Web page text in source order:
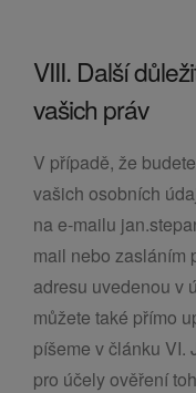
VIII. Další
vašich práv
V případě, že
vašich osobních
na e-mailu
mail nebo zasláním
adresu uvedenou v
můžete také přímo
píšeme v článku VI.
pro účely ověření